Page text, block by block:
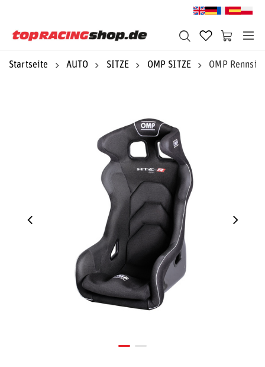
Startseite AUTO SITZE OMP SITZE OMP